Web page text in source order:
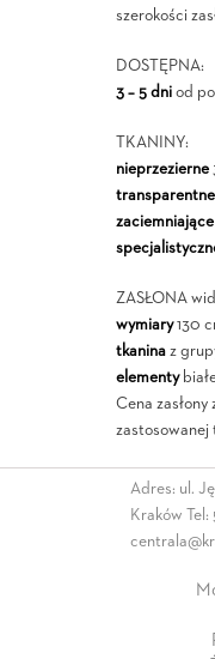
szerokości
DOSTĘPNA:
3 – 5 dniod
TKANINY:
nieprzezierne
transparentne
zaciemniające
ZASŁONA
wymiary130
tkaninaz
elementy
Cena
zastosowanej
Adres: ul.
Kraków Tel: